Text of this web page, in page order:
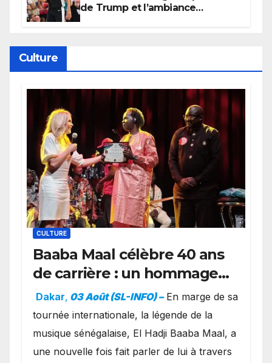
de Trump et l’ambiance
Culture
CULTURE
Baaba Maal célèbre 40 ans
de carrière : un hommage
exceptionnel à Oslo en
présence de la famille
royale.
Dakar, 03 Août (SL-INFO) – ​En marge de sa
tournée internationale, la légende de la
musique sénégalaise, El Hadji Baaba Maal, a
une nouvelle fois fait parler de lui à travers